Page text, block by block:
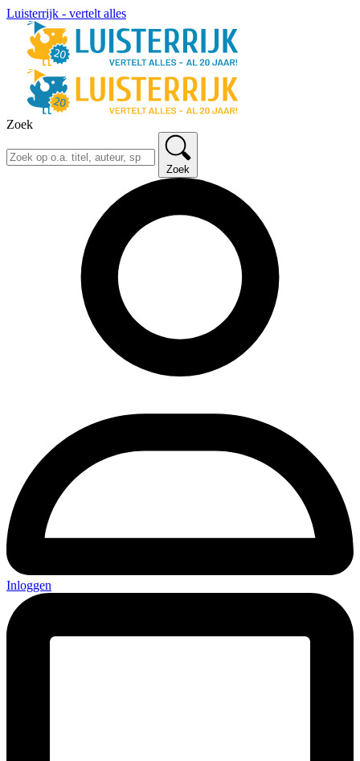
Luisterrijk - vertelt alles
Zoek
Zoek
Inloggen